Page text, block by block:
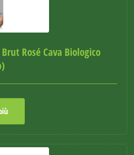
Rosé Cava Biologico